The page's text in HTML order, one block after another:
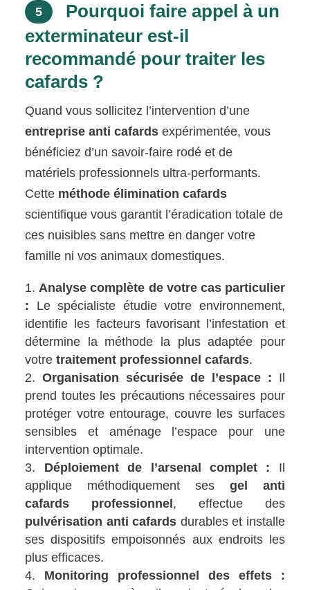
5
Pourquoi faire appel à un
exterminateur est-il
recommandé pour traiter les
cafards ?
Quand vous sollicitez l’intervention d’une
entreprise anti cafards expérimentée, vous
bénéficiez d’un savoir-faire rodé et de
matériels professionnels ultra-performants.
Cette méthode élimination cafards
scientifique vous garantit l’éradication totale de
ces nuisibles sans mettre en danger votre
famille ni vos animaux domestiques.
Analyse complète de votre cas particulier
: Le spécialiste étudie votre environnement,
identifie les facteurs favorisant l’infestation et
détermine la méthode la plus adaptée pour
votretraitement professionnel cafards.
Organisation sécurisée de l’espace : Il
prend toutes les précautions nécessaires pour
protéger votre entourage, couvre les surfaces
sensibles et aménage l’espace pour une
intervention optimale.
Déploiement de l’arsenal complet : Il
applique méthodiquement ses gel anti
cafards professionnel, effectue des
pulvérisation anti cafards durables et installe
ses dispositifs empoisonnés aux endroits les
plus efficaces.
Monitoring professionnel des effets :